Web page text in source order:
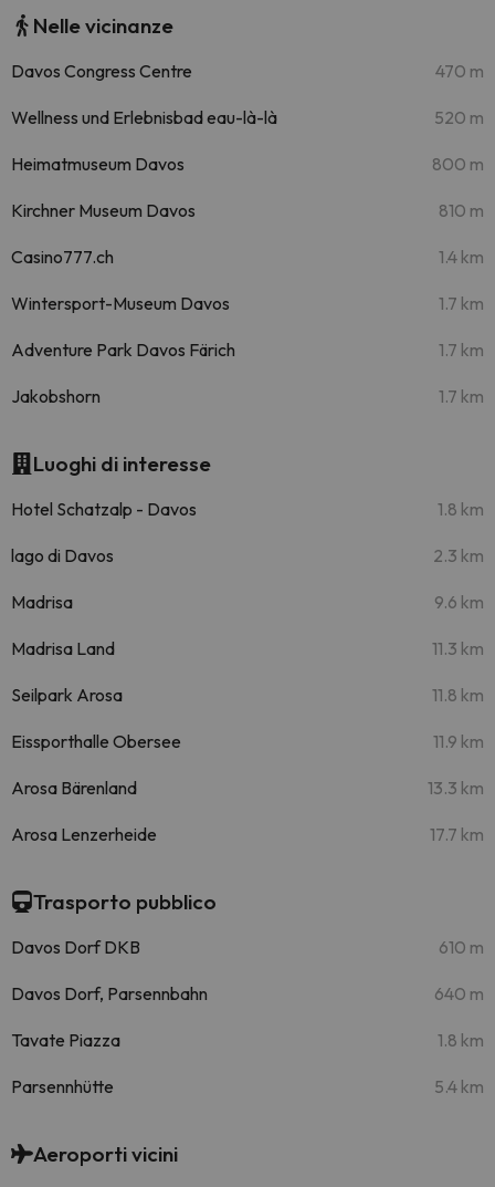
Nelle vicinanze
Davos Congress Centre 470 m
Wellness und Erlebnisbad eau-là-là 520 m
Heimatmuseum Davos 800 m
Kirchner Museum Davos 810 m
Casino777.ch 1.4 km
Wintersport-Museum Davos 1.7 km
Adventure Park Davos Färich 1.7 km
Jakobshorn 1.7 km
Luoghi di interesse
Hotel Schatzalp - Davos 1.8 km
lago di Davos 2.3 km
Madrisa 9.6 km
Madrisa Land 11.3 km
Seilpark Arosa 11.8 km
Eissporthalle Obersee 11.9 km
Arosa Bärenland 13.3 km
Arosa Lenzerheide 17.7 km
Trasporto pubblico
Davos Dorf DKB 610 m
Davos Dorf, Parsennbahn 640 m
Tavate Piazza 1.8 km
Parsennhütte 5.4 km
Aeroporti vicini